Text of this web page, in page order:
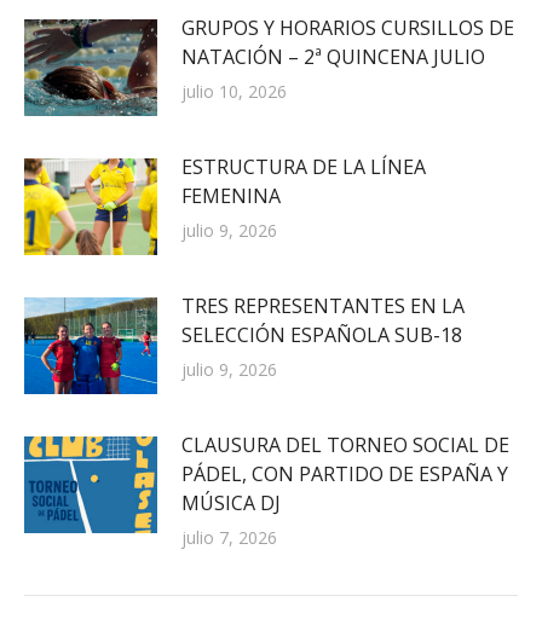
GRUPOS Y HORARIOS CURSILLOS DE
NATACIÓN – 2ª QUINCENA JULIO
julio 10, 2026
ESTRUCTURA DE LA LÍNEA
FEMENINA
julio 9, 2026
TRES REPRESENTANTES EN LA
SELECCIÓN ESPAÑOLA SUB-18
julio 9, 2026
CLAUSURA DEL TORNEO SOCIAL DE
PÁDEL, CON PARTIDO DE ESPAÑA Y
MÚSICA DJ
julio 7, 2026